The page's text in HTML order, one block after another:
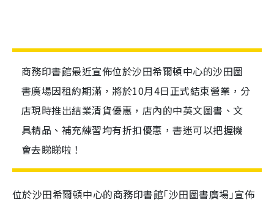
商務印書館最近宣佈位於沙田希爾頓中心的沙田圖
書廣場因租約期滿，將於10月4日正式結束營業，分
店現時推出結業清貨優惠，店內的中英文圖書、文
具精品、補充練習均有折扣優惠，書迷可以把握機
會去睇睇啦！
位於沙田希爾頓中心的商務印書館｢沙田圖書廣場｣宣佈